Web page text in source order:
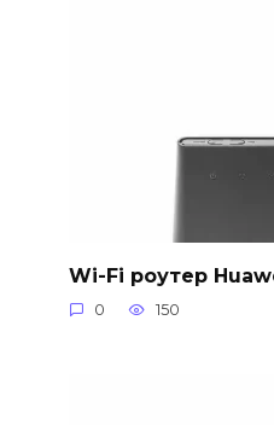
Wi-Fi роутер
0 150